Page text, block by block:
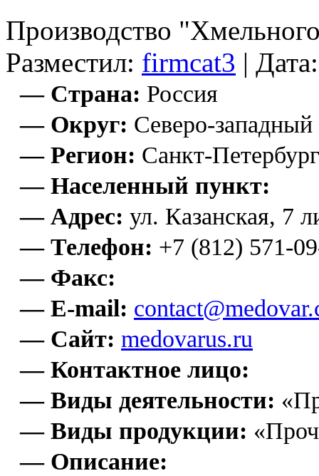
Производство
Разместил: firmcat3 |
— Страна: Россия
— Округ: Северо-
— Регион: Санкт-Петербург
— Населенный пункт:
— Адрес: ул. Казанская, 7
— Телефон: +7 (812) 571-
— Факс:
— E-mail:
— Сайт: medovarus.ru
— Контактное лицо:
— Виды деятельности:
— Виды продукции:
— Описание: